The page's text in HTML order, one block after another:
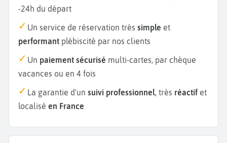
-24h du départ
Un service de réservation très simple et
performant plébiscité par nos clients
Un paiement sécurisé multi-cartes, par chèque
vacances ou en 4 fois
La garantie d'un suivi professionnel, très réactif et
localisé en France